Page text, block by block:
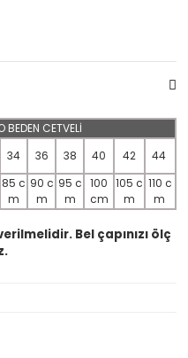
BEDEN CETVELİ
34 36 38 40 42
44
85 c
m
90 c
m
95 c
m
100
cm
105 c
m
110 c
m
Bel çapınızı ölç